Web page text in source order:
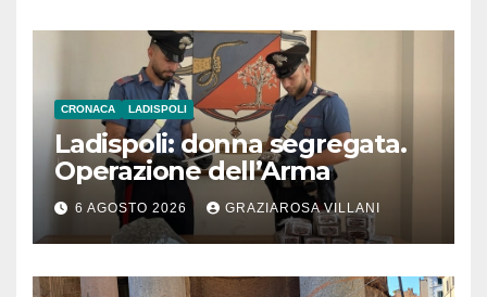
CRONACA LADISPOLI
Ladispoli: donna segregata.
Operazione dell’Arma
6 AGOSTO 2026 GRAZIAROSA VILLANI